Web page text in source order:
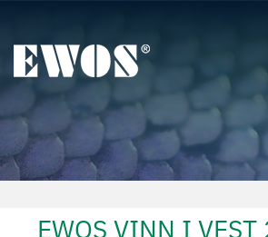
EWOS VINN I